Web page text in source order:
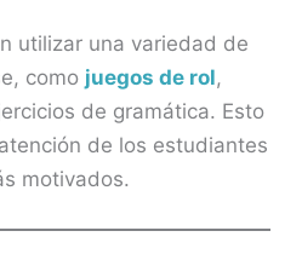
utilizar una variedad de
como juegos de rol,
de gramática. Esto
de los estudiantes
motivados.